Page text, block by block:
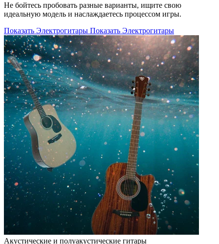
Не бойтесь пробовать разные варианты, ищите свою
идеальную модель и наслаждаетесь процессом игры.
Показать Электрогитары Показать Электрогитары
Акустические и полуакустические гитары